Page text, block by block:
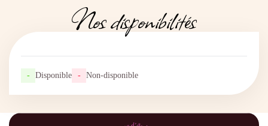
Nos disponibilités
- Disponible - Non-disponible